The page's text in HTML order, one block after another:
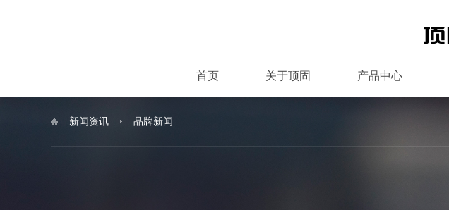
首页 关于顶固 产品中心
新闻资讯 品牌新闻